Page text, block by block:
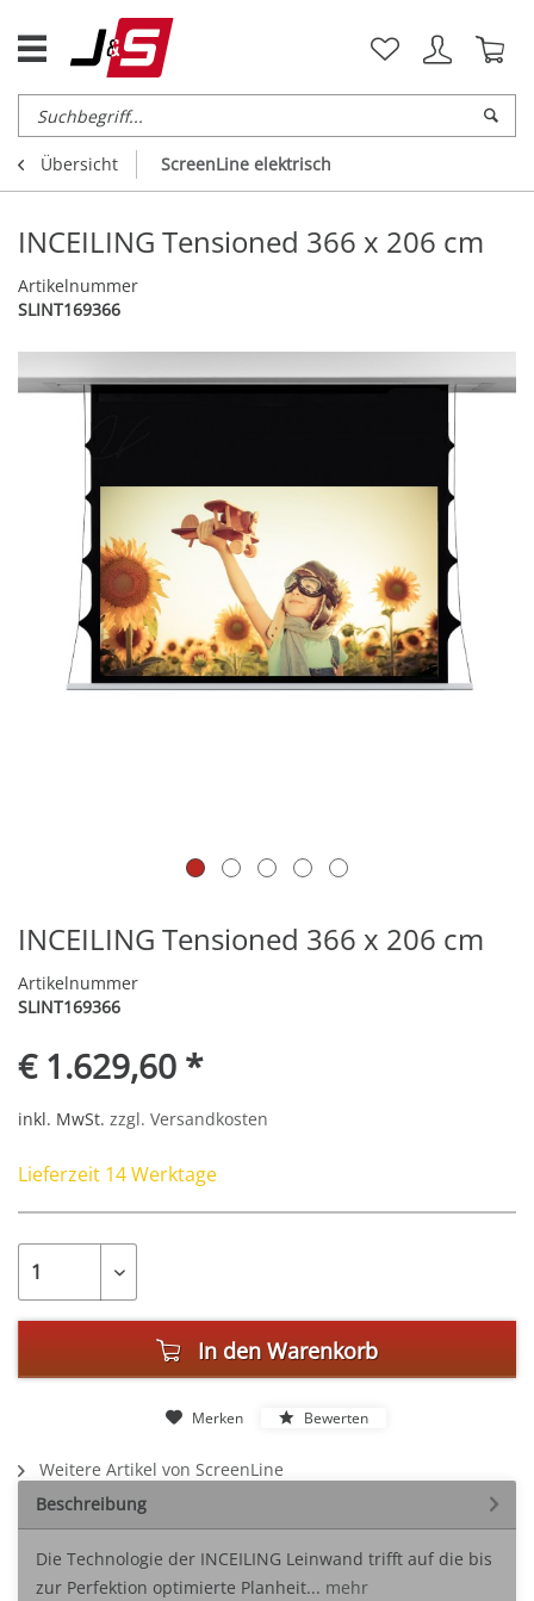
Übersicht ScreenLine elektrisch
INCEILING Tensioned 366 x 206 cm
Artikelnummer
SLINT169366
INCEILING Tensioned 366 x 206 cm
Artikelnummer
SLINT169366
€ 1.629,60 *
inkl. MwSt. zzgl. Versandkosten
Lieferzeit 14 Werktage
In den Warenkorb
Merken Bewerten
Weitere Artikel von ScreenLine
Beschreibung
Die Technologie der INCEILING Leinwand trifft auf die bis
zur Perfektion optimierte Planheit... mehr